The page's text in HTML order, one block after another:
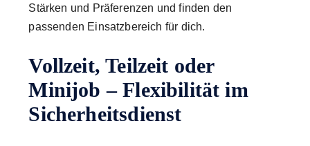
Stärken und Präferenzen und finden den
passenden Einsatzbereich für dich.
Vollzeit, Teilzeit oder
Minijob – Flexibilität im
Sicherheitsdienst